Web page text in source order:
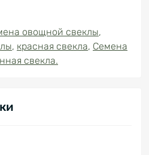
овощной свеклы,
, красная свекла, Семена
свекла.